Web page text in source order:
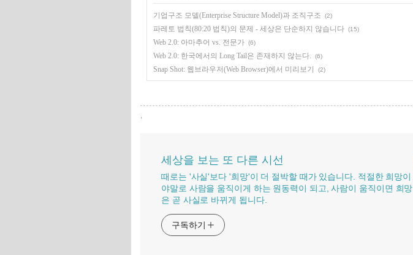
기업구조 모델(Enterprise Structure Model)과 조직구조 (2)
파레토 법칙(80:20 법칙)의 문제 - 세상은 단순하지 않습니다 (15)
Web 2.0: 아마추어 vs. 전문가 (6)
Web 2.0: 한국에서의 Long Tail은 존재하지 않는다. (6)
Snap Shot: 웹브라우저(Web Browser)에서 미리보기 (2)
,
세상을 보는 또 다른 시선
때로는 '사실'보다 '희망'이 더 절박할 때가 있습니다. 적절한 희망이
야말로 사람을 움직이게 하는 원동력이 되고, 사람이 움직이면 희망
은 곧 사실로 바뀌게 됩니다.
구독하기